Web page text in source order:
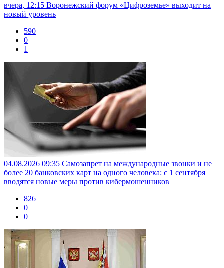
вчера, 12:15 Воронежский форум «Цифроземье» выходит на
новый уровень
590
0
1
04.08.2026 09:35 Самозапрет на международные звонки и не
более 20 банковских карт на одного человека: с 1 сентября
вводятся новые меры против кибермошенников
826
0
0